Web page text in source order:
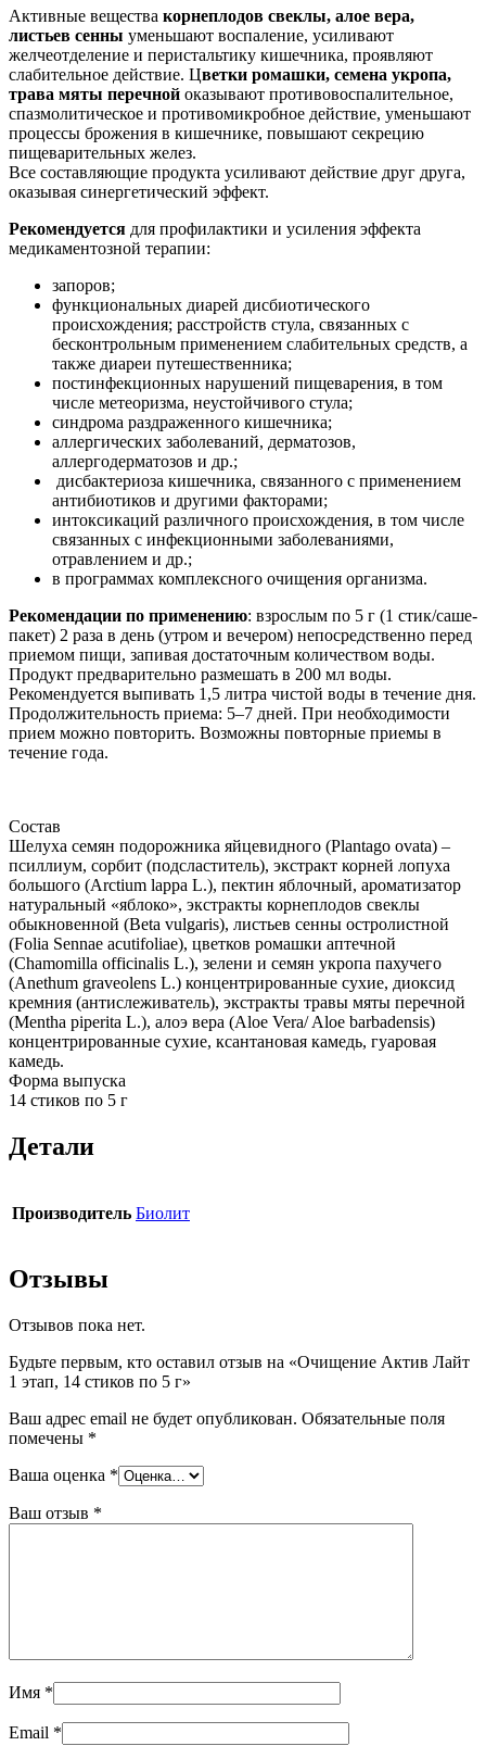
Активные вещества корнеплодов свеклы, алое вера,
листьев сенны уменьшают воспаление, усиливают
желчеотделение и перистальтику кишечника, проявляют
слабительное действие. Цветки ромашки, семена укропа,
трава мяты перечной оказывают противовоспалительное,
спазмолитическое и противомикробное действие, уменьшают
процессы брожения в кишечнике, повышают секрецию
пищеварительных желез.
Все составляющие продукта усиливают действие друг друга,
оказывая синергетический эффект.
Рекомендуется для профилактики и усиления эффекта
медикаментозной терапии:
запоров;
функциональных диарей дисбиотического
происхождения; расстройств стула, связанных с
бесконтрольным применением слабительных средств, а
также диареи путешественника;
постинфекционных нарушений пищеварения, в том
числе метеоризма, неустойчивого стула;
синдрома раздраженного кишечника;
аллергических заболеваний, дерматозов,
аллергодерматозов и др.;
дисбактериоза кишечника, связанного с применением
антибиотиков и другими факторами;
интоксикаций различного происхождения, в том числе
связанных с инфекционными заболеваниями,
отравлением и др.;
в программах комплексного очищения организма.
Рекомендации по применению: взрослым по 5 г (1 стик/саше-
пакет) 2 раза в день (утром и вечером) непосредственно перед
приемом пищи, запивая достаточным количеством воды.
Продукт предварительно размешать в 200 мл воды.
Рекомендуется выпивать 1,5 литра чистой воды в течение дня.
Продолжительность приема: 5–7 дней. При необходимости
прием можно повторить. Возможны повторные приемы в
течение года.
Состав
Шелуха семян подорожника яйцевидного (Plantago ovata) –
псиллиум, сорбит (подсластитель), экстракт корней лопуха
большого (Arctium lappa L.), пектин яблочный, ароматизатор
натуральный «яблоко», экстракты корнеплодов свеклы
обыкновенной (Beta vulgaris), листьев сенны остролистной
(Folia Sennae acutifoliae), цветков ромашки аптечной
(Chamomilla officinalis L.), зелени и семян укропа пахучего
(Anethum graveolens L.) концентрированные сухие, диоксид
кремния (антислеживатель), экстракты травы мяты перечной
(Mentha piperita L.), алоэ вера (Aloe Vera/ Aloe barbadensis)
концентрированные сухие, ксантановая камедь, гуаровая
камедь.
Форма выпуска
14 стиков по 5 г
Детали
Производитель Биолит
Отзывы
Отзывов пока нет.
Будьте первым, кто оставил отзыв на «Очищение Актив Лайт
1 этап, 14 стиков по 5 г»
Ваш адрес email не будет опубликован. Обязательные поля
помечены *
Ваша оценка *
Ваш отзыв *
Имя *
Email *